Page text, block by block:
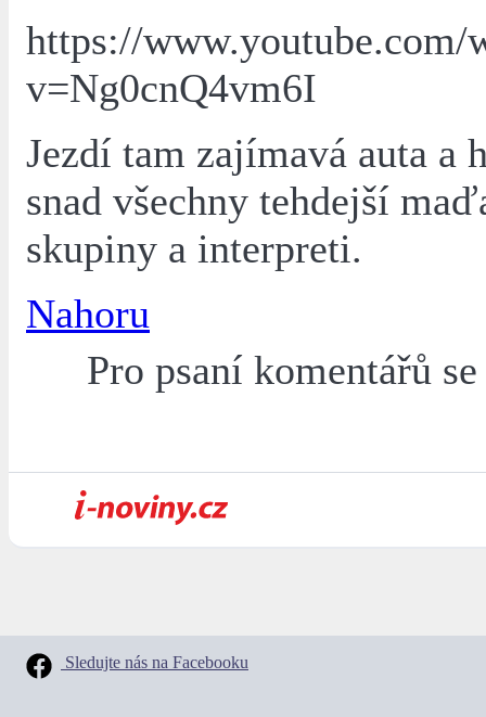
https://www.youtube.com/
v=Ng0cnQ4vm6I
Jezdí tam zajímavá auta a
snad všechny tehdejší
skupiny a interpreti.
Nahoru
Pro psaní komentářů
Sledujte nás na Facebooku